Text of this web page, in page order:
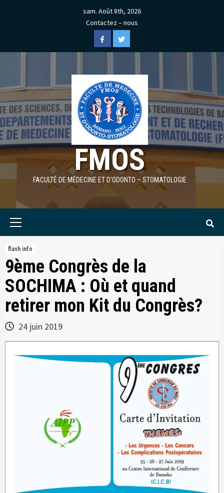
sam. Août 8th, 2026
Contactez – nous
FacebookTwitter
FMOS
FACULTÉ DE MÉDECINE ET D'ODONTO – STOMATOLOGIE
flash info
9ème Congrès de la
SOCHIMA : Où et quand
retirer mon Kit du Congrès?
24 juin 2019